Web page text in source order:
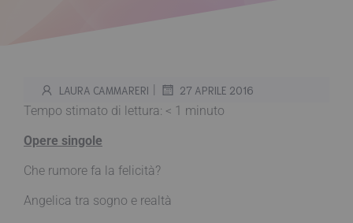
LAURA CAMMARERI | 27 APRILE 2016
Tempo stimato di lettura: < 1 minuto
Opere singole
Che rumore fa la felicità?
Angelica tra sogno e realtà